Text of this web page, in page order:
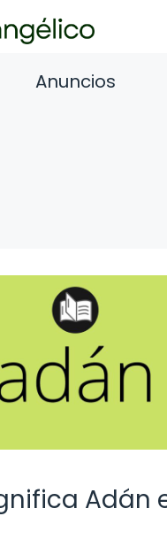
Anuncios
Adán